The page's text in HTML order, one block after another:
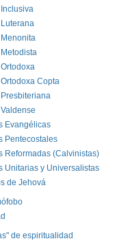
Luterana
Menonita
Ortodoxa Copta
Presbiteriana
Evangélicas
Pentecostales
Reformadas (Calvinistas)
Unitarias y Universalistas
de Jehová
de espiritualidad